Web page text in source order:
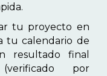
tu proyecto en
tu calendario de
resultado final
por